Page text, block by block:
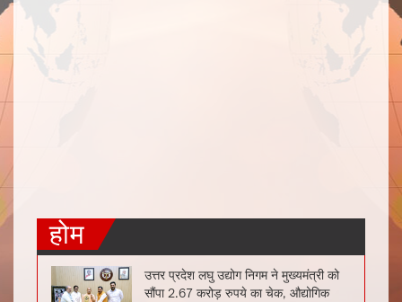
होम
उत्तर प्रदेश लघु उद्योग निगम ने मुख्यमंत्री को
सौंपा 2.67 करोड़ रुपये का चेक, औद्योगिक